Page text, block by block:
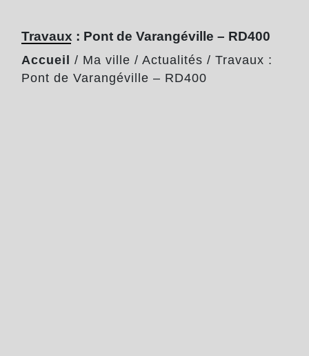
Travaux : Pont de Varangéville – RD400
Accueil / Ma ville / Actualités / Travaux :
Pont de Varangéville – RD400